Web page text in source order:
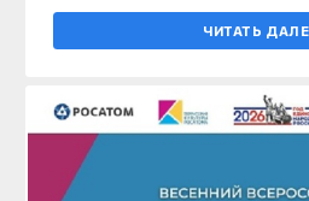
ЧИТАТЬ